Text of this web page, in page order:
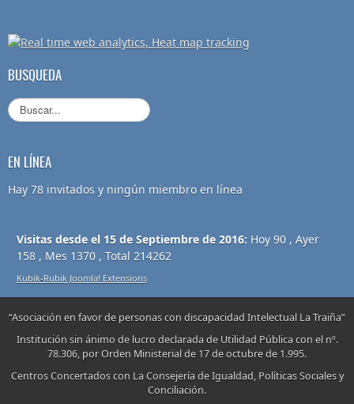
BUSQUEDA
EN LÍNEA
Hay 78 invitados y ningún miembro en línea
Visitas desde el 15 de Septiembre de 2016: Hoy 90 , Ayer
158 , Mes 1370 , Total 214262
Kubik-Rubik Joomla! Extensions
“Asociación en favor de personas con discapacidad Intelectual La Traiña”
Institución sin ánimo de lucro declarada de Utilidad Pública con el nº.
78.306, por Orden Ministerial de 17 de octubre de 1.995.
Centros Concertados con La Consejería de Igualdad, Políticas Sociales y
Conciliación.